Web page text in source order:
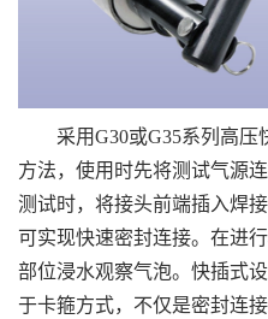
采用G30或G35系列高压
方法，使用时先将测试气源
测试时，将接头前端插入焊
可实现快速密封连接。在进
部位浸水观察气泡。快插式
于卡箍方式，不仅是密封连